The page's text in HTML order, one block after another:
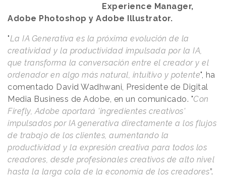
Experience Manager,
Adobe Photoshop y Adobe Illustrator.
"La IA Generativa es la próxima evolución de la
creatividad y la productividad impulsada por la IA,
que transforma la conversación entre el creador y el
ordenador en algo más natural, intuitivo y potente", ha
comentado David Wadhwani, Presidente de Digital
Media Business de Adobe, en un comunicado. "Con
Firefly, Adobe aportará 'ingredientes creativos'
impulsados por IA generativa directamente a los flujos
de trabajo de los clientes, aumentando la
productividad y la expresión creativa para todos los
creadores, desde profesionales creativos de alto nivel
hasta la larga cola de la economía de los creadores”.